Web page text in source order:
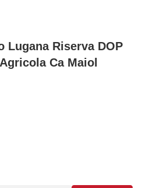
Lugana Riserva DOP
Ca Maiol